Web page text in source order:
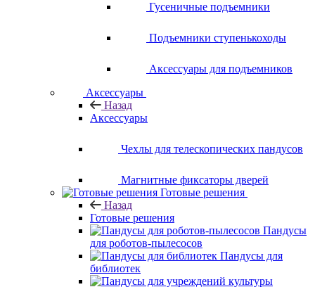
Гусеничные подъемники
Подъемники ступенькоходы
Аксессуары для подъемников
Аксессуары
Назад
Аксессуары
Чехлы для телескопических пандусов
Магнитные фиксаторы дверей
Готовые решения
Назад
Готовые решения
Пандусы
для роботов-пылесосов
Пандусы для
библиотек